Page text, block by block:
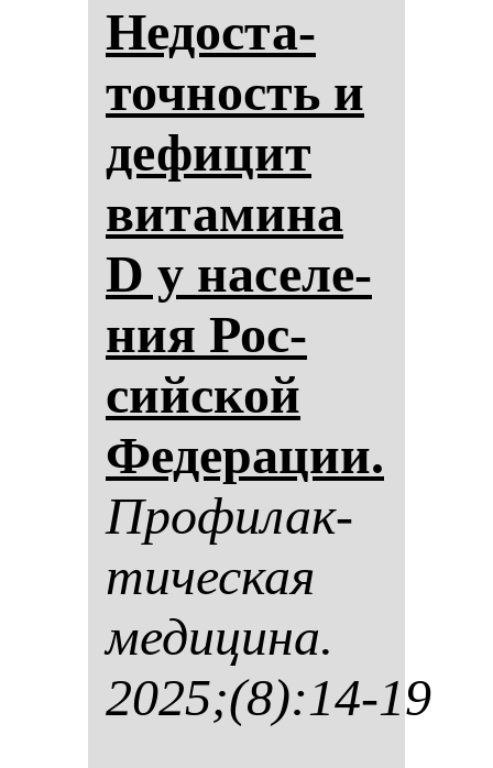
Не­дос­та­
точ­ность и
де­фи­цит
ви­та­ми­на
D у на­се­ле­
ния Рос­
сий­ской
Фе­де­ра­ции.
Про­фи­лак­
ти­чес­кая
ме­ди­ци­на.
2025;(8):14-19